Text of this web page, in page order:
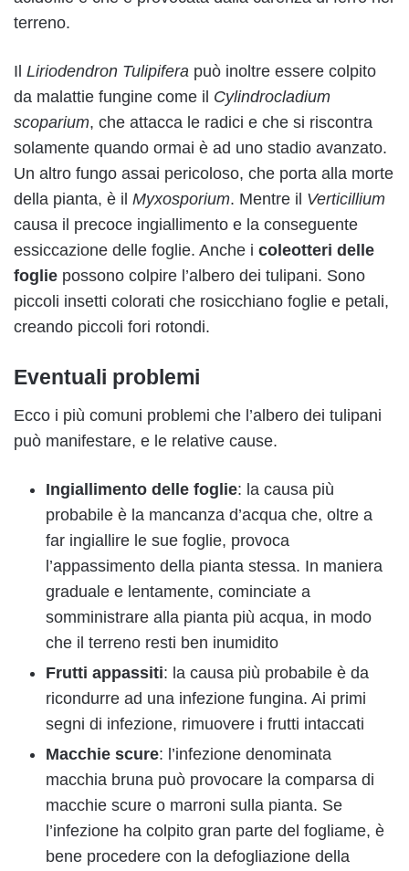
terreno.
Il Liriodendron Tulipifera può inoltre essere colpito
da malattie fungine come il Cylindrocladium
scoparium, che attacca le radici e che si riscontra
solamente quando ormai è ad uno stadio avanzato.
Un altro fungo assai pericoloso, che porta alla morte
della pianta, è il Myxosporium. Mentre il Verticillium
causa il precoce ingiallimento e la conseguente
essiccazione delle foglie. Anche i coleotteri delle
foglie possono colpire l’albero dei tulipani. Sono
piccoli insetti colorati che rosicchiano foglie e petali,
creando piccoli fori rotondi.
Eventuali problemi
Ecco i più comuni problemi che l’albero dei tulipani
può manifestare, e le relative cause.
Ingiallimento delle foglie: la causa più
probabile è la mancanza d’acqua che, oltre a
far ingiallire le sue foglie, provoca
l’appassimento della pianta stessa. In maniera
graduale e lentamente, cominciate a
somministrare alla pianta più acqua, in modo
che il terreno resti ben inumidito
Frutti appassiti: la causa più probabile è da
ricondurre ad una infezione fungina. Ai primi
segni di infezione, rimuovere i frutti intaccati
Macchie scure: l’infezione denominata
macchia bruna può provocare la comparsa di
macchie scure o marroni sulla pianta. Se
l’infezione ha colpito gran parte del fogliame, è
bene procedere con la defogliazione della